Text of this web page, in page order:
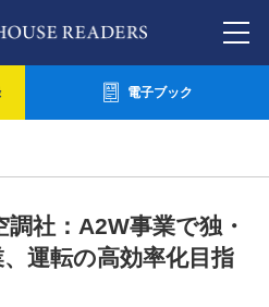
電子ブック
社：A2W事業で独・
運転の高効率化目指